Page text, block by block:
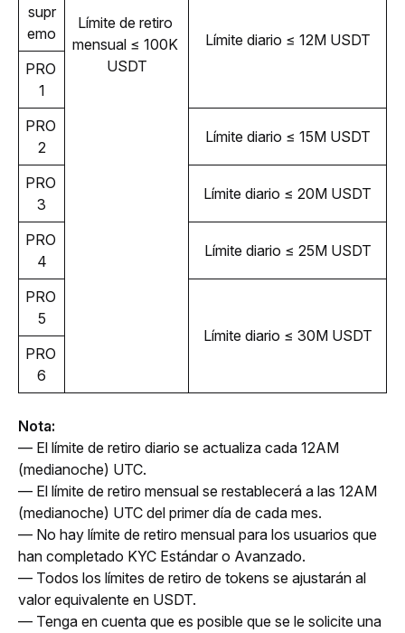
Límite de retiro
mensual ≤ 100K
USDT
supr
emo
Límite diario ≤ 12M USDT
PRO
1
PRO
2
Límite diario ≤ 15M USDT
PRO
3
Límite diario ≤ 20M USDT
PRO
4
Límite diario ≤ 25M USDT
PRO
5
Límite diario ≤ 30M USDT
PRO
6
Nota:
— El límite de retiro diario se actualiza cada 12AM
(medianoche) UTC.
— El límite de retiro mensual se restablecerá a las 12AM
(medianoche) UTC del primer día de cada mes.
— No hay límite de retiro mensual para los usuarios que
han completado KYC Estándar o Avanzado.
— Todos los límites de retiro de tokens se ajustarán al
valor equivalente en USDT.
— Tenga en cuenta que es posible que se le solicite una